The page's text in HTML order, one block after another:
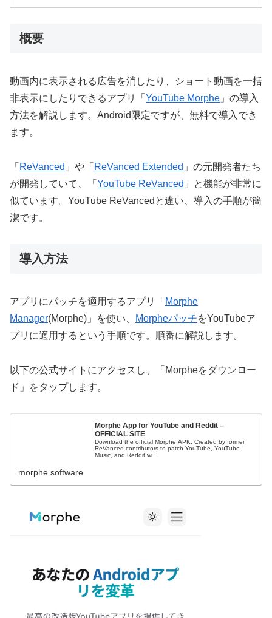
概要
動画内に表示される広告を消したり、ショート動画を一括
非表示にしたりできるアプリ「 YouTube Morphe 」の導入
方法を解説します。Android限定ですが、無料で導入でき
ます。
「 ReVanced 」や「 ReVanced Extended 」の元開発者たち
が開発していて、「 YouTube ReVanced 」と機能が非常に
似ています。YouTube ReVancedと違い、導入の手順が簡
潔です。
導入方法
アプリにパッチを適用するアプリ「 Morphe
Manager(Morphe)」を使い、 MorpheパッチをYouTubeア
プリに適用するという手順です。順番に解説します。
以下の公式サイトにアクセスし、「Morpheをダウンロー
ド」をタップします。
Morphe App for YouTube and Reddit –
OFFICIAL SITE
Download the official Morphe APK. Created by former
ReVanced contributors to patch YouTube, YouTube
Music, and Reddit wi…
morphe.software